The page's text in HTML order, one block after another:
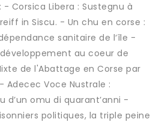
Corsica Libera : Sustegnu à
in Siscu. - Un chu en corse :
sanitaire de l‘île -
au coeur de
de l'Abattage en Corse par
Adecec Voce Nustrale :
d’un omu di quarant’anni -
politiques, la triple peine